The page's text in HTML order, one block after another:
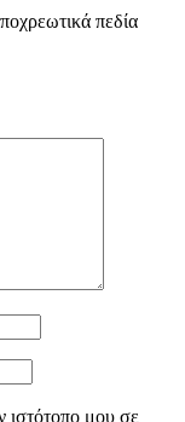
πεδία
ιστότοπο μου σε